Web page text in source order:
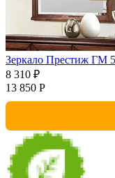
Зеркало Престиж ГМ
8 310 ₽
13 850 Р